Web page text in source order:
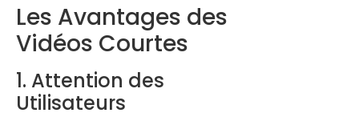
Les Avantages des
Vidéos Courtes
1. Attention des
Utilisateurs